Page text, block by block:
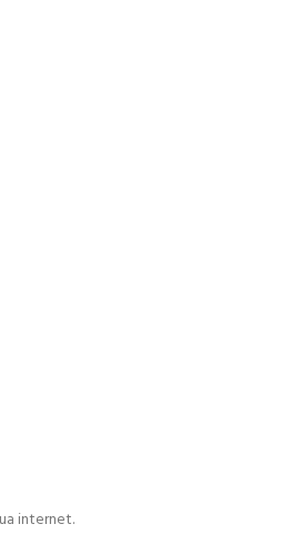
internet.